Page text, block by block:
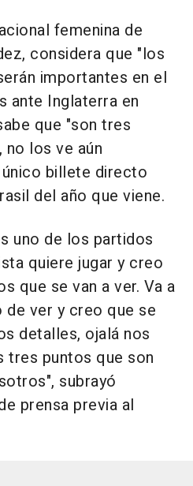
femenina de
considera que "los
importantes en el
ante Inglaterra en
que "son tres
los ve aún
billete directo
del año que viene.
uno de los partidos
quiere jugar y creo
que se van a ver. Va a
ver y creo que se
detalles, ojalá nos
tres puntos que son
subrayó
prensa previa al